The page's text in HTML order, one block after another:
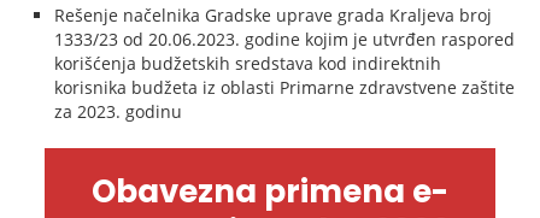
Rešenje načelnika Gradske uprave grada Kraljeva broj
1333/23 od 20.06.2023. godine kojim je utvrđen raspored
korišćenja budžetskih sredstava kod indirektnih
korisnika budžeta iz oblasti Primarne zdravstvene zaštite
za 2023. godinu
Obavezna primena e-